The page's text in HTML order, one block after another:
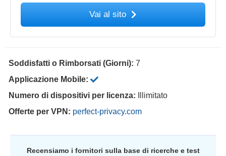
Vai al sito
Soddisfatti o Rimborsati (Giorni): 7
Applicazione Mobile:
Numero di dispositivi per licenza:
Illimitato
Offerte per VPN: perfect-privacy.com
Recensiamo i fornitori sulla base di ricerche e test